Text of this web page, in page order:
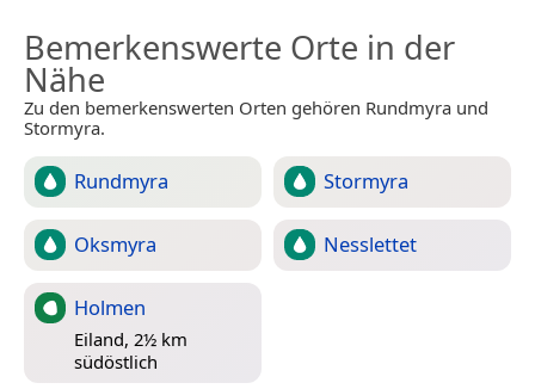
Bemerkenswerte Orte in der
Nähe
Zu den bemerkenswerten Orten gehören Rundmyra und
Stormyra.
Rundmyra Stormyra
Oksmyra Nesslettet
Holmen
Eiland, 2½ km
südöstlich